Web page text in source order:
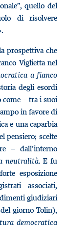
quello del
di risolvere
prospettiva che
Viglietta nel
a fianco
degli esordi
come – tra i suoi
in favore di
e una caparbia
pensiero; scelte
– dall’interno
neutralità. E fu
esposizione
associati,
giudiziari
giorno Tolin),
democratica